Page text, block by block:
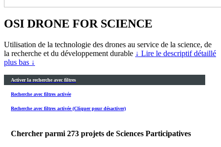
OSI DRONE FOR SCIENCE
Utilisation de la technologie des drones au service de la science, de
la recherche et du développement durable ↓ Lire le descriptif détaillé
plus bas ↓
Activer la recherche avec filtres
Recherche avec filtres activée
Recherche avec filtres activée (Cliquer pour désactiver)
Chercher parmi 273 projets de Sciences Participatives